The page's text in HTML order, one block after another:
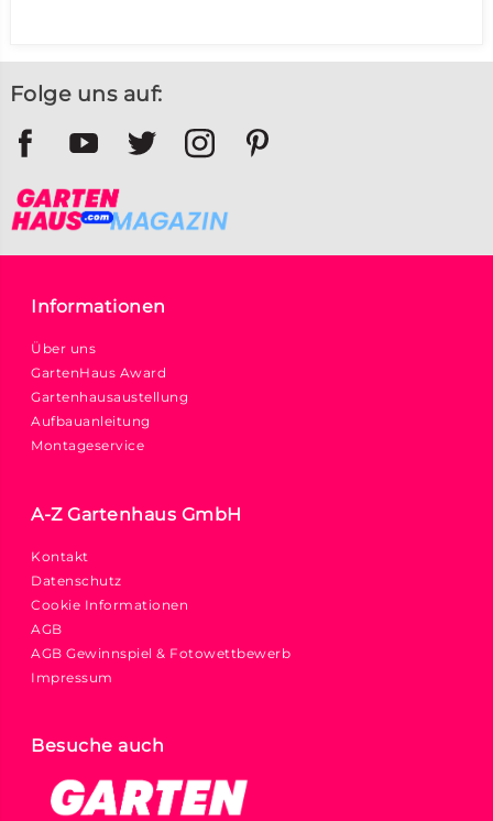
Folge uns auf:
Informationen
Über uns
GartenHaus Award
Gartenhausaustellung
Aufbauanleitung
Montageservice
A-Z Gartenhaus GmbH
Kontakt
Datenschutz
Cookie Informationen
AGB
AGB Gewinnspiel & Fotowettbewerb
Impressum
Besuche auch